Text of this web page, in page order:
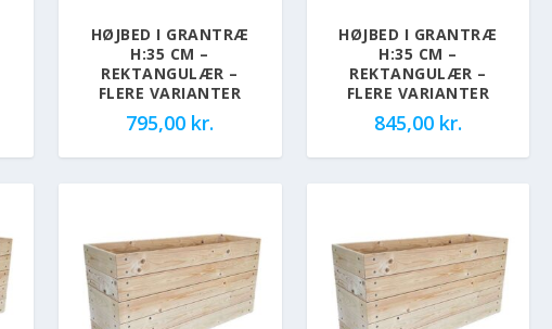
HØJBED I GRANTRÆ
H:35 CM –
REKTANGULÆR –
FLERE VARIANTER
795,00 kr.
HØJBED I GRANTRÆ
H:35 CM –
REKTANGULÆR –
FLERE VARIANTER
845,00 kr.